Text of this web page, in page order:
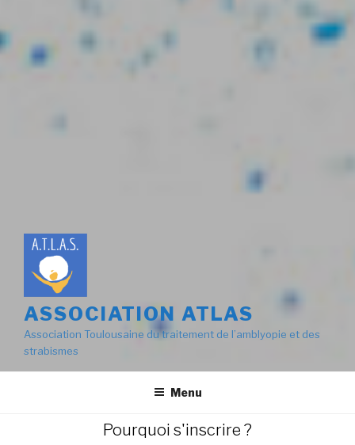
ASSOCIATION ATLAS
Association Toulousaine du traitement de l’amblyopie et des
strabismes
Menu
Pourquoi s'inscrire ?